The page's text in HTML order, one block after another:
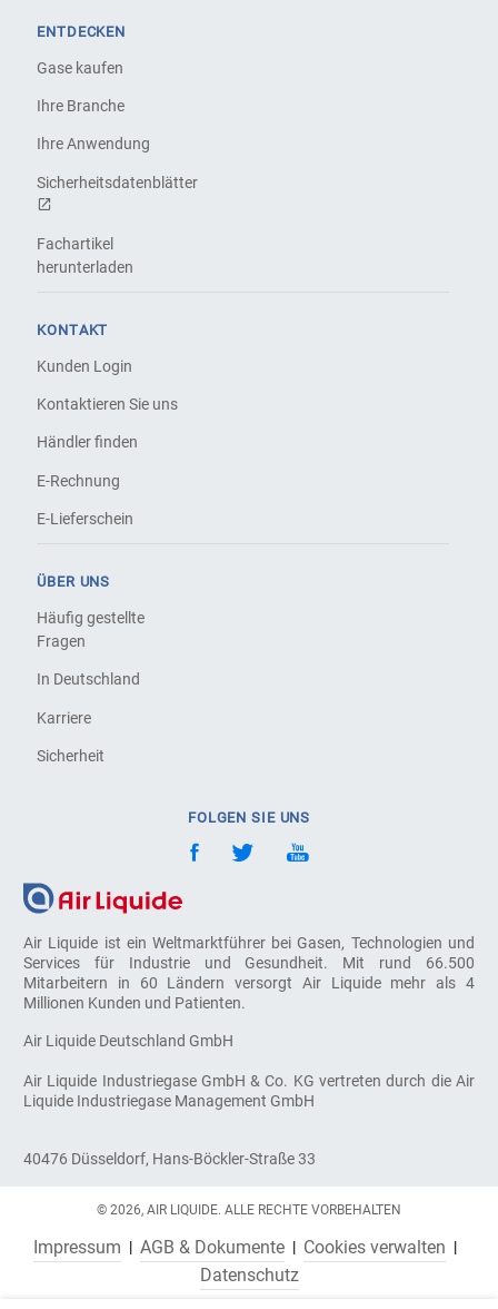
Air Liquide ist ein Weltmarktführer bei Gasen, Technologien und
Services für Industrie und Gesundheit. Mit rund 66.500
Mitarbeitern in 60 Ländern versorgt Air Liquide mehr als 4
Millionen Kunden und Patienten.
Air Liquide Deutschland GmbH
Air Liquide Industriegase GmbH & Co. KG vertreten durch die Air
Liquide Industriegase Management GmbH
40476 Düsseldorf, Hans-Böckler-Straße 33
ENTDECKEN
Gase kaufen
Ihre Branche
Ihre Anwendung
Sicherheitsdatenblätter
Fachartikel
herunterladen
KONTAKT
Kunden Login
Kontaktieren Sie uns
Händler finden
E-Rechnung
E-Lieferschein
ÜBER UNS
Häufig gestellte
Fragen
In Deutschland
Karriere
Sicherheit
FOLGEN SIE UNS
© 2026, AIR LIQUIDE. ALLE RECHTE VORBEHALTEN
Impressum AGB & Dokumente
Cookies verwalten
Datenschutz